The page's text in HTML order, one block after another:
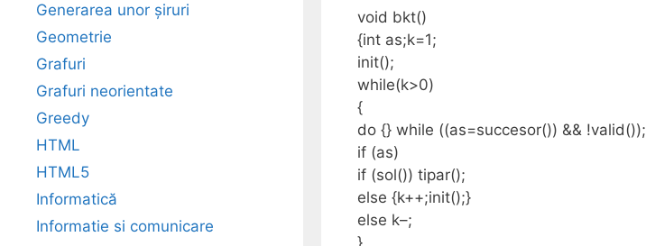
void bkt()
{int as;k=1;
init();
while(k>0)
{
do {} while ((as=succesor()) && !valid());
if (as)
if (sol()) tipar();
else {k++;init();}
else k–;
Generarea unor șiruri
Geometrie
Grafuri
Grafuri neorientate
Greedy
HTML
HTML5
Informatică
Informatie si comunicare